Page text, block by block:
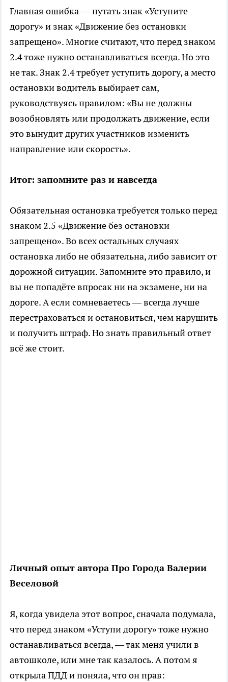
Главная ошибка — путать знак «Уступите
дорогу» и знак «Движение без остановки
запрещено». Многие считают, что перед знаком
2.4 тоже нужно останавливаться всегда. Но это
не так. Знак 2.4 требует уступить дорогу, а место
остановки водитель выбирает сам,
руководствуясь правилом: «Вы не должны
возобновлять или продолжать движение, если
это вынудит других участников изменить
направление или скорость».
Итог: запомните раз и навсегда
Обязательная остановка требуется только перед
знаком 2.5 «Движение без остановки
запрещено». Во всех остальных случаях
остановка либо не обязательна, либо зависит от
дорожной ситуации. Запомните это правило, и
вы не попадёте впросак ни на экзамене, ни на
дороге. А если сомневаетесь — всегда лучше
перестраховаться и остановиться, чем нарушить
и получить штраф. Но знать правильный ответ
всё же стоит.
Личный опыт автора Про Города Валерии
Веселовой
Я, когда увидела этот вопрос, сначала подумала,
что перед знаком «Уступи дорогу» тоже нужно
останавливаться всегда, — так меня учили в
автошколе, или мне так казалось. А потом я
открыла ПДД и поняла, что он прав: